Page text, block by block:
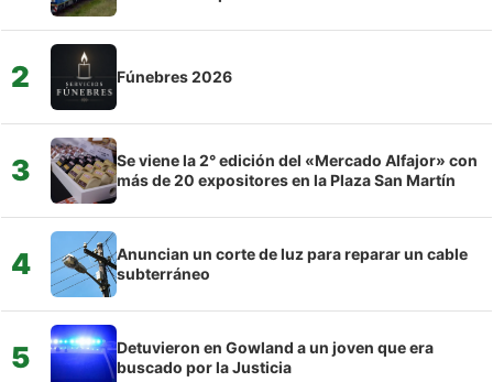
2 Fúnebres 2026
3
Se viene la 2° edición del «Mercado Alfajor» con
más de 20 expositores en la Plaza San Martín
4
Anuncian un corte de luz para reparar un cable
subterráneo
5
Detuvieron en Gowland a un joven que era
buscado por la Justicia